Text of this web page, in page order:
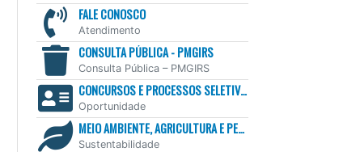
FALE CONOSCO
Atendimento
CONSULTA PÚBLICA - PMGIRS
Consulta Pública – PMGIRS
CONCURSOS E PROCESSOS SELETIVOS
Oportunidade
MEIO AMBIENTE, AGRICULTURA E PESCA
Sustentabilidade